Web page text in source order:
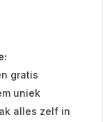
gratis
uniek
alles zelf in